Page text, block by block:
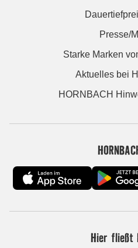
Presse/
Starke Marken
Aktuelles bei
HORNBACH
Hier fließt